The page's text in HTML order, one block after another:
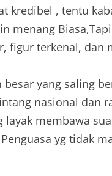
kredibel , tentu
menang
figur terkenal, dan
yang saling
nasional dan
membawa
yg tidak